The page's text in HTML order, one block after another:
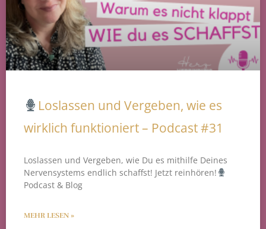
Loslassen und Vergeben, wie es
wirklich funktioniert – Podcast #31
Loslassen und Vergeben, wie Du es mithilfe Deines
Nervensystems endlich schaffst! Jetzt reinhören!
Podcast & Blog
MEHR LESEN »